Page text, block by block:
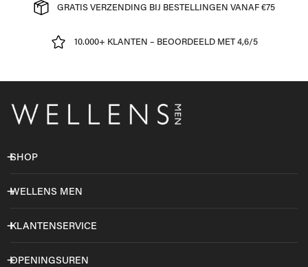
GRATIS VERZENDING BIJ BESTELLINGEN VANAF €75
10.000+ KLANTEN – BEOORDEELD MET 4,6/5
SHOP
WELLENS MEN
KLANTENSERVICE
OPENINGSUREN